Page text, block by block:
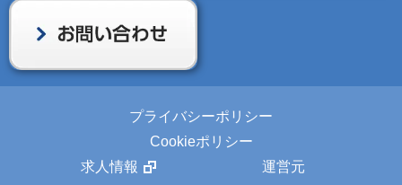
プライバシーポリシー
Cookieポリシー
求人情報
運営元